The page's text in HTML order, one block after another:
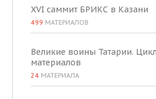
XVI саммит БРИКС в Казани
499 МАТЕРИАЛОВ
Великие воины Татарии.
материалов
24 МАТЕРИАЛА